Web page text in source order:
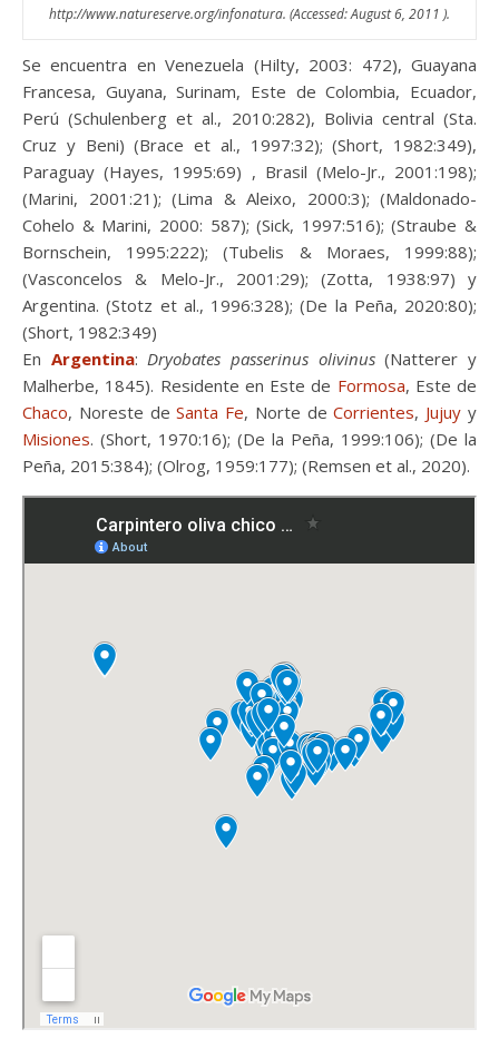
http://www.natureserve.org/infonatura. (Accessed: August 6, 2011 ).
Se encuentra en Venezuela (Hilty, 2003: 472), Guayana
Francesa, Guyana, Surinam, Este de Colombia, Ecuador,
Perú (Schulenberg et al., 2010:282), Bolivia central (Sta.
Cruz y Beni) (Brace et al., 1997:32); (Short, 1982:349),
Paraguay (Hayes, 1995:69) , Brasil (Melo-Jr., 2001:198);
(Marini, 2001:21); (Lima & Aleixo, 2000:3); (Maldonado-
Cohelo & Marini, 2000: 587); (Sick, 1997:516); (Straube &
Bornschein, 1995:222); (Tubelis & Moraes, 1999:88);
(Vasconcelos & Melo-Jr., 2001:29); (Zotta, 1938:97) y
Argentina. (Stotz et al., 1996:328); (De la Peña, 2020:80);
(Short, 1982:349)
En Argentina:Dryobates passerinus olivinus(Natterer y
Malherbe, 1845). Residente en Este de Formosa, Este de
Chaco, Noreste deSanta Fe, Norte deCorrientes, Jujuy y
Misiones. (Short, 1970:16); (De la Peña, 1999:106); (De la
Peña, 2015:384); (Olrog, 1959:177); (Remsen et al., 2020).